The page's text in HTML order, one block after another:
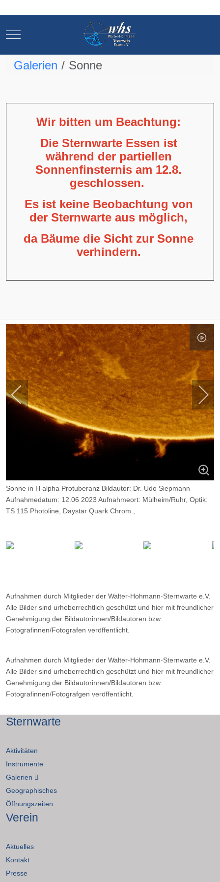
Mobile Menu Toggle
Galerien Sonne
Wir bitten um Beachtung:
Die Sternwarte Essen ist
während der partiellen
Sonnenfinsternis am 12.8.
geschlossen.
Es ist keine Beobachtung von
der Sternwarte aus möglich,
da Bäume die Sicht zur Sonne
verhindern.
Sonne in H alpha Protuberanz Bildautor: Dr. Udo Siepmann
Aufnahmedatum: 12.06 2023 Aufnahmeort: Mülheim/Ruhr, Optik:
TS 115 Photoline, Daystar Quark Chrom.,
Aufnahmen durch Mitglieder der Walter-Hohmann-Sternwarte e.V.
Alle Bilder sind urheberrechtlich geschützt und hier mit freundlicher
Genehmigung der Bildautorinnen/Bildautoren bzw.
Fotografinnen/Fotografen veröffentlicht.
Aufnahmen durch Mitglieder der Walter-Hohmann-Sternwarte e.V.
Alle Bilder sind urheberrechtlich geschützt und hier mit freundlicher
Genehmigung der Bildautorinnen/Bildautoren bzw.
Fotografinnen/Fotografgen veröffentlicht.
Sternwarte
Aktivitäten
Instrumente
Galerien
Geographisches
Öffnungszeiten
Verein
Aktuelles
Kontakt
Presse